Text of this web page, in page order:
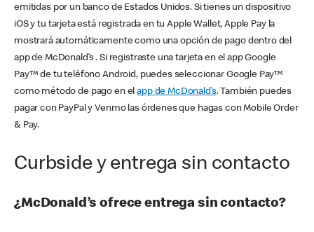
emitidas por un banco de Estados Unidos. Si tienes un dispositivo
iOS y tu tarjeta está registrada en tu Apple Wallet, Apple Pay la
mostrará automáticamente como una opción de pago dentro del
app de McDonald’s . Si registraste una tarjeta en el app Google
Pay™ de tu teléfono Android, puedes seleccionar Google Pay™
como método de pago en elapp de McDonald’s. También puedes
pagar con PayPal y Venmo las órdenes que hagas con Mobile Order
& Pay.
Curbside y entrega sin contacto
¿McDonald’s ofrece entrega sin contacto?